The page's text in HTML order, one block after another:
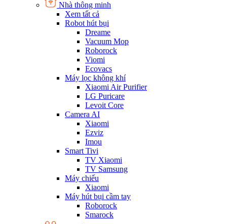
Nhà thông minh
Xem tất cả
Robot hút bụi
Dreame
Vacuum Mop
Roborock
Viomi
Ecovacs
Máy lọc không khí
Xiaomi Air Purifier
LG Puricare
Levoit Core
Camera AI
Xiaomi
Ezviz
Imou
Smart Tivi
TV Xiaomi
TV Samsung
Máy chiếu
Xiaomi
Máy hút bụi cầm tay
Roborock
Smarock